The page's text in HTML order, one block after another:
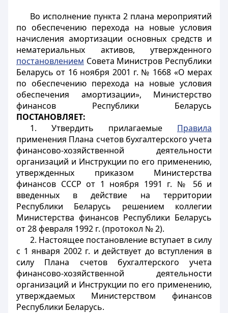
Во исполнение пункта 2 плана мероприятий
по обеспечению перехода на новые условия
начисления амортизации основных средств и
нематериальных активов, утвержденного
постановлением Совета Министров Республики
Беларусь от 16 ноября 2001 г. № 1668 «О мерах
по обеспечению перехода на новые условия
обеспечения амортизации», Министерство
финансов Республики Беларусь
ПОСТАНОВЛЯЕТ:
1. Утвердить прилагаемые Правила
применения Плана счетов бухгалтерского учета
финансово-хозяйственной деятельности
организаций и Инструкции по его применению,
утвержденных приказом Министерства
финансов СССР от 1 ноября 1991 г. № 56 и
введенных в действие на территории
Республики Беларусь решением коллегии
Министерства финансов Республики Беларусь
от 28 февраля 1992 г. (протокол № 2).
2. Настоящее постановление вступает в силу
с 1 января 2002 г. и действует до вступления в
силу Плана счетов бухгалтерского учета
финансово-хозяйственной деятельности
организаций и Инструкции по его применению,
утверждаемых Министерством финансов
Республики Беларусь.